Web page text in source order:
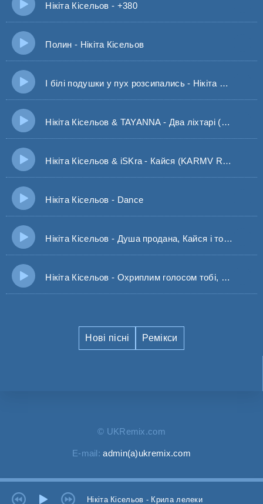
Нікіта Кісельов - +380
Полин - Нікіта Кісельов
І білі подушки у пух розсипались - Нікіта Кісельов
Нікіта Кісельов & TAYANNA - Два ліхтарі (REZUS Remix)
Нікіта Кісельов & iSKra - Кайся (KARMV Remix)
Нікіта Кісельов - Dance
Нікіта Кісельов - Душа продана, Кайся і торкайся
Нікіта Кісельов - Охриплим голосом тобі, я про любов співав пісні
Нові пісні Ремікси
© UKRemix.com
E-mail:admin(a)ukremix.com
Нікіта Кісельов - Крила лелеки